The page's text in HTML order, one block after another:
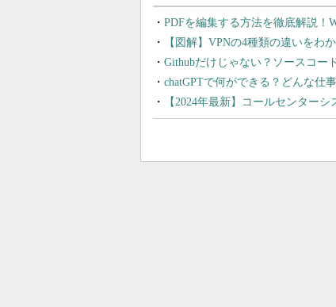
PDFを編集する方法を徹底解説！
【図解】VPNの4種類の違いをわ
Githubだけじゃない？ソースコー
chatGPTで何ができる？どんな仕
【2024年最新】コールセンター